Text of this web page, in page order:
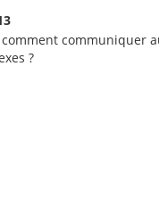
comment communiquer
?